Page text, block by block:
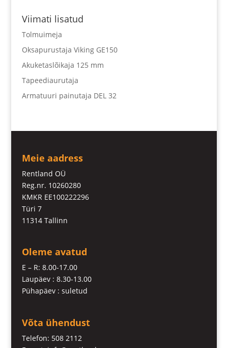
Viimati lisatud
Tolmuimeja
Oksapurustaja Viking GE150
Akuketaslõikaja 125 mm
Tapeediaurutaja
Armatuuri painutaja DEL 32
Meie aadress
Rentland OÜ
Reg.nr. 10260280
KMKR EE100222296
Türi 7
11314 Tallinn
Oleme avatud
E – R: 8.00-17.00
Laupäev : 8.30-13.00
Pühapäev : suletud
Võta ühendust
Telefon: 508 2112